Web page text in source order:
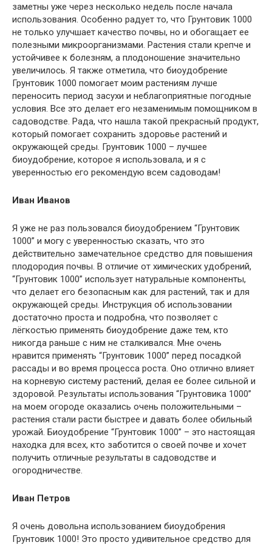
заметны уже через несколько недель после начала
использования. Особенно радует то, что Грунтовик 1000
не только улучшает качество почвы, но и обогащает ее
полезными микроорганизмами. Растения стали крепче и
устойчивее к болезням, а плодоношение значительно
увеличилось. Я также отметила, что биоудобрение
Грунтовик 1000 помогает моим растениям лучше
переносить период засухи и неблагоприятные погодные
условия. Все это делает его незаменимым помощником в
садоводстве. Рада, что нашла такой прекрасный продукт,
который помогает сохранить здоровье растений и
окружающей среды. Грунтовик 1000 – лучшее
биоудобрение, которое я использовала, и я с
уверенностью его рекомендую всем садоводам!
Иван Иванов
Я уже не раз пользовался биоудобрением “Грунтовик
1000” и могу с уверенностью сказать, что это
действительно замечательное средство для повышения
плодородия почвы. В отличие от химических удобрений,
“Грунтовик 1000” использует натуральные компоненты,
что делает его безопасным как для растений, так и для
окружающей среды. Инструкция об использовании
достаточно проста и подробна, что позволяет с
лёгкостью применять биоудобрение даже тем, кто
никогда раньше с ним не сталкивался. Мне очень
нравится применять “Грунтовик 1000” перед посадкой
рассады и во время процесса роста. Оно отлично влияет
на корневую систему растений, делая ее более сильной и
здоровой. Результаты использования “Грунтовика 1000”
на моем огороде оказались очень положительными –
растения стали расти быстрее и давать более обильный
урожай. Биоудобрение “Грунтовик 1000” – это настоящая
находка для всех, кто заботится о своей почве и хочет
получить отличные результаты в садоводстве и
огородничестве.
Иван Петров
Я очень довольна использованием биоудобрения
Грунтовик 1000! Это просто удивительное средство для